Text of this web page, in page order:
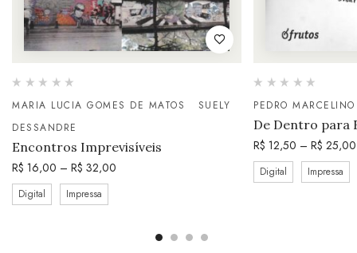
MARIA LUCIA GOMES DE MATOS
SUELY
DESSANDRE
Encontros Imprevisíveis
R$ 16,00 – R$ 32,00
Digital Impressa
PEDRO MARCELINO
De Dentro para
R$ 12,50 – R$ 25,00
Digital Impressa